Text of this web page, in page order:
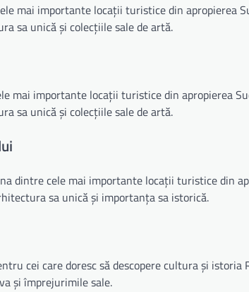
mai importante locații turistice din apropierea
sa unică și colecțiile sale de artă.
mai importante locații turistice din apropierea
sa unică și colecțiile sale de artă.
dintre cele mai importante locații turistice din
sa unică și importanța sa istorică.
cei care doresc să descopere cultura și
și împrejurimile sale.